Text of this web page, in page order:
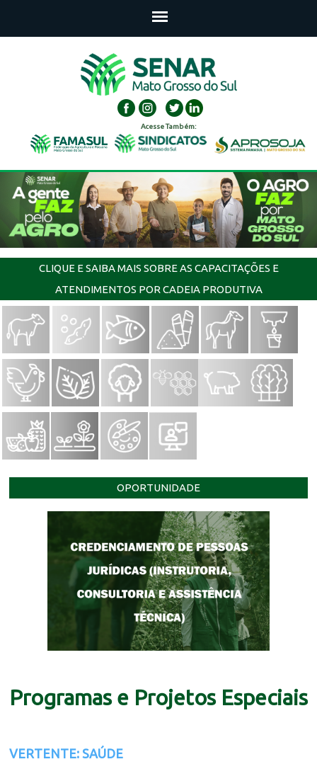
Acesse Também:
CLIQUE E SAIBA MAIS SOBRE AS CAPACITAÇÕES E
ATENDIMENTOS POR CADEIA PRODUTIVA
OPORTUNIDADE
Programas e Projetos Especiais
VERTENTE: SAÚDE